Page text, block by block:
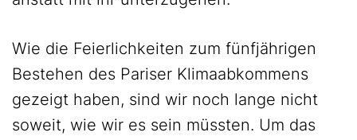
Wie die Feierlichkeiten zum fünfjährigen
Bestehen des Pariser Klimaabkommens
gezeigt haben, sind wir noch lange nicht
soweit, wie wir es sein müssten. Um das